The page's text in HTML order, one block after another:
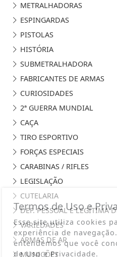
METRALHADORAS
ESPINGARDAS
PISTOLAS
HISTÓRIA
SUBMETRALHADORA
FABRICANTES DE ARMAS
CURIOSIDADES
2ª GUERRA MUNDIAL
CAÇA
TIRO ESPORTIVO
FORÇAS ESPECIAIS
CARABINAS / RIFLES
LEGISLAÇÃO
CUTELARIA
DEF. PESSOAL E LEGÍTIMA
VARIEDADES
ARMAS DE AR
MUNIÇÕES
Termos de Uso e
Esse site utiliza cookies
experiência de
entendemos que você
de Uso e Privacidade.